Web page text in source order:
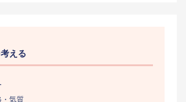
える
・気質